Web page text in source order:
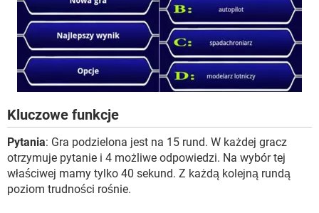
Kluczowe funkcje
Pytania: Gra podzielona jest na 15 rund. W każdej gracz
otrzymuje pytanie i 4 możliwe odpowiedzi. Na wybór tej
właściwej mamy tylko 40 sekund. Z każdą kolejną rundą
poziom trudności rośnie.